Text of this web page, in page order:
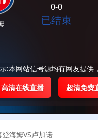
0-0
已结束
:本网站信号源均有网友提供
高清在线直播
超清免费
登海姆VS卢加诺